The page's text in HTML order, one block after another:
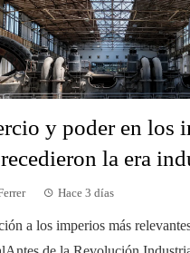
y poder en los
la era
Hace 3 días
a los imperios más